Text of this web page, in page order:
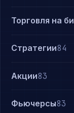
Торговля на
Стратегии84
Акции83
Фьючерсы83